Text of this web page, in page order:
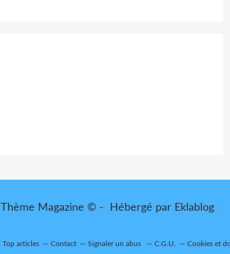
Thème Magazine © - Hébergé par Eklablog
Top articles Contact Signaler un abus C.G.U. Cookies et